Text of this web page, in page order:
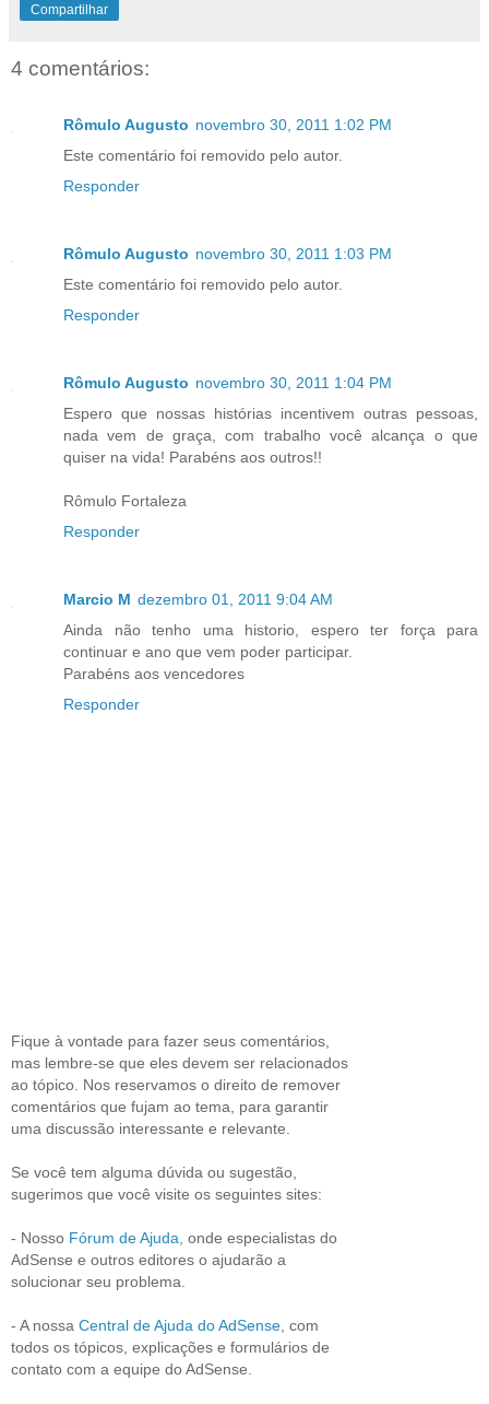
Compartilhar
4 comentários:
Rômulo Augusto novembro 30, 2011 1:02 PM
Este comentário foi removido pelo autor.
Responder
Rômulo Augusto novembro 30, 2011 1:03 PM
Este comentário foi removido pelo autor.
Responder
Rômulo Augusto novembro 30, 2011 1:04 PM
Espero que nossas histórias incentivem outras pessoas,
nada vem de graça, com trabalho você alcança o que
quiser na vida! Parabéns aos outros!!
Rômulo Fortaleza
Responder
Marcio M dezembro 01, 2011 9:04 AM
Ainda não tenho uma historio, espero ter força para
continuar e ano que vem poder participar.
Parabéns aos vencedores
Responder
Fique à vontade para fazer seus comentários,
mas lembre-se que eles devem ser relacionados
ao tópico. Nos reservamos o direito de remover
comentários que fujam ao tema, para garantir
uma discussão interessante e relevante.
Se você tem alguma dúvida ou sugestão,
sugerimos que você visite os seguintes sites:
- Nosso Fórum de Ajuda, onde especialistas do
AdSense e outros editores o ajudarão a
solucionar seu problema.
- A nossa Central de Ajuda do AdSense , com
todos os tópicos, explicações e formulários de
contato com a equipe do AdSense.